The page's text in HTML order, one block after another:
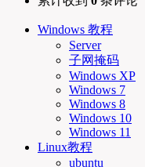
Windows 教程
Server
子网掩码
Windows XP
Windows 7
Windows 8
Windows 10
Windows 11
Linux教程
ubuntu